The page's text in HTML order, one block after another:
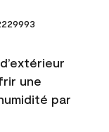
une
par